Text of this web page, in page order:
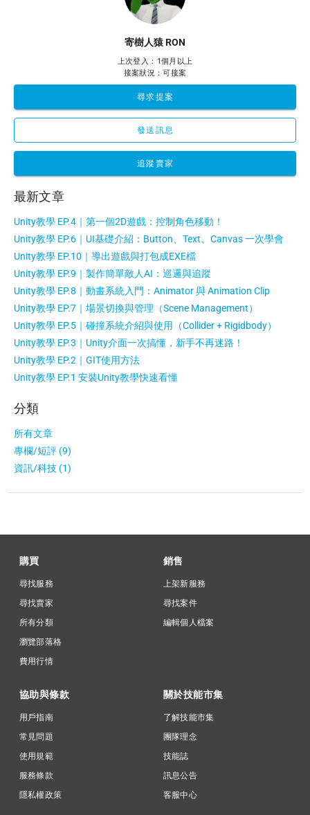
寄樹人猿 RON
上次登入：1個月以上
接案狀況：可接案
尋求提案
發送訊息
追蹤賣家
最新文章
Unity教學 EP.4｜第一個2D遊戲：控制角色移動！
Unity教學 EP.6｜UI基礎介紹：Button、Text、Canvas 一次學會
Unity教學 EP.10｜導出遊戲與打包成EXE檔
Unity教學 EP.9｜製作簡單敵人AI：巡邏與追蹤
Unity教學 EP.8｜動畫系統入門：Animator 與 Animation Clip
Unity教學 EP.7｜場景切換與管理（Scene Management）
Unity教學 EP.5｜碰撞系統介紹與使用（Collider + Rigidbody）
Unity教學 EP.3｜Unity介面一次搞懂，新手不再迷路！
Unity教學 EP.2｜GIT使用方法
Unity教學 EP.1 安裝Unity教學快速看懂
分類
所有文章
專欄/短評 (9)
資訊/科技 (1)
購買
尋找服務
尋找賣家
所有分類
瀏覽部落格
費用行情
銷售
上架新服務
尋找案件
編輯個人檔案
協助與條款
用戶指南
常見問題
使用規範
服務條款
隱私權政策
關於技能市集
了解技能市集
團隊理念
技能誌
訊息公告
客服中心